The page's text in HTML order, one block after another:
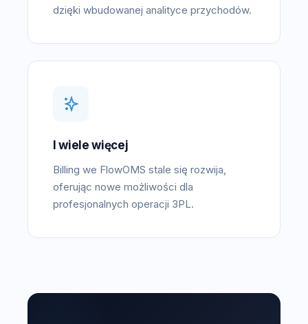
dzięki wbudowanej analityce przychodów.
I wiele więcej
Billing we FlowOMS stale się rozwija,
oferując nowe możliwości dla
profesjonalnych operacji 3PL.